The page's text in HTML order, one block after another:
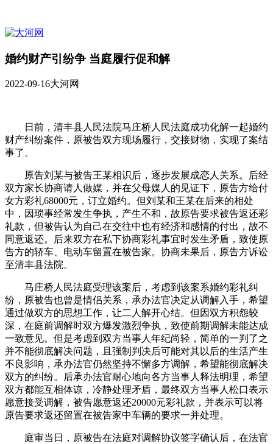
婚约财产引纷争 当庭履行促和解
2022-09-16大河网
日前，清丰县人民法院马庄桥人民法庭成功化解一起婚约
财产纠纷案件，原被告双方现场履行，交接财物，实现了案结
事了。
原告刘某与被告王某相识后，逐步发展成恋人关系。后经
双方家长协商请人做媒，并在父母媒人的见证下，原告方给付
女方彩礼68000元，订立婚约。但刘某和王某在后来的相处
中，因琐事经常发生争执，产生不和，故原告要求被告返还彩
礼款，但被告认为自己在交往中也有经济和感情的付出，故不
同意返还。后来双方在私下协商彩礼事宜时发生矛盾，致使原
告方的轿车、电动车留置在被告家。协商未果后，原告方诉讼
至清丰县法院。
马庄桥人民法庭受理该案后，考虑到该案系婚约彩礼纠
纷，原被告也曾是情侣关系，承办法官决定从调解入手，希望
通过做双方的思想工作，让二人解开心结。但因双方积怨较
深，在庭前调解时双方爆发激烈争执，致使前期调解未能达成
一致意见。但是考虑到双方当事人年纪尚轻，简单的一判了之
并不能彻底解决问题，且强制判决后可能对其以后的生活产生
不良影响，承办法官仍然坚持不懈多方调解，希望能彻底解决
双方的纠纷。后承办法官耐心地向各方当事人释法明理，希望
双方都能互相体谅，冷静处理矛盾，最终双方当事人松口表示
愿意接受调解，被告愿意返还20000元彩礼款，并表示可以将
原告要求返还留置在被告家中车辆的要求一并处理。
庭审当日，原被告在法庭对调解协议签字确认后，在法官